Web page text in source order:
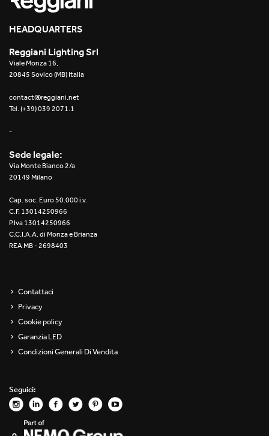
Yori Surface/Pendant
Envios IP66
Incline Dark Performance
Mosaico Easy-IOS
Re Low LED
Roll IOS
Unit 1X
Unit Channel
Unit Round
Yori Evo 48V
Yori Evo Box
Retail
Showrooms
HEADQUARTERS
Reggiani Lighting Srl
Viale Monza 16,
20845 Sovico (MB) Italia
contact@reggiani.net
Tel. (+39) 039 2071.1
-
Sede legale:
Via Monte Bianco 2/a
20149 Milano
Cap. soc. Euro 50.000 i.v.
C.F. 13014250966
P.Iva 13014250966
C.C.I.A.A. di Monza e Brianza
REA MB - 2698403
Contattaci
Privacy
Cookie policy
Garanzia LED
Condizioni Generali Di Vendita
Seguici: